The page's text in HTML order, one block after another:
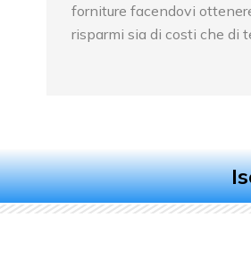
forniture facendovi
risparmi sia di costi che di